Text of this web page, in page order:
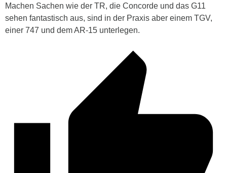
Machen Sachen wie der TR, die Concorde und das G11
sehen fantastisch aus, sind in der Praxis aber einem TGV,
einer 747 und dem AR-15 unterlegen.